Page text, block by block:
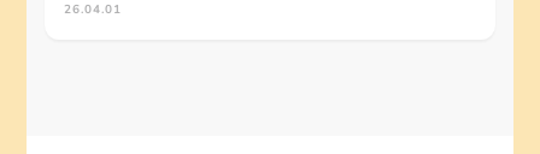
26.04.01